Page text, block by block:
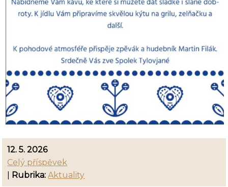
12. 5. 2026
Celý příspěvek
Rubrika: Aktuality